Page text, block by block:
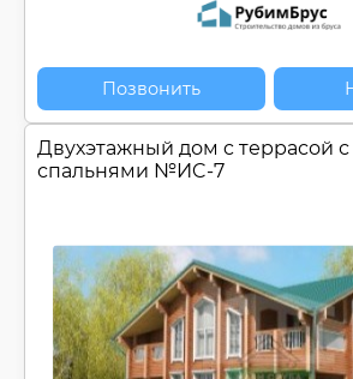
Позвонить
Двухэтажный дом c террасой
спальнями №ИC-7